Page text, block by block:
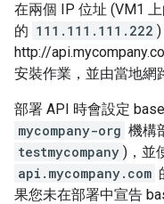
在兩個 IP 位址 (VM1
的 111.111.111.222
http://
安裝作業，並由當地網
部署 API 時會設定
mycompany-org 機構
testmycompany )，並
api.mycompany.com
果您未在部署中宣告